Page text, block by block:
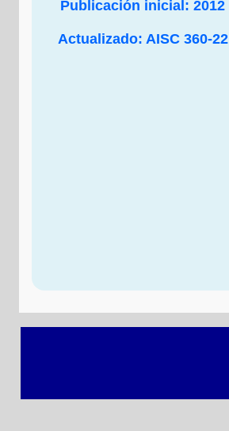
Publicación inicial: 2012
Actualizado: AISC 360-22